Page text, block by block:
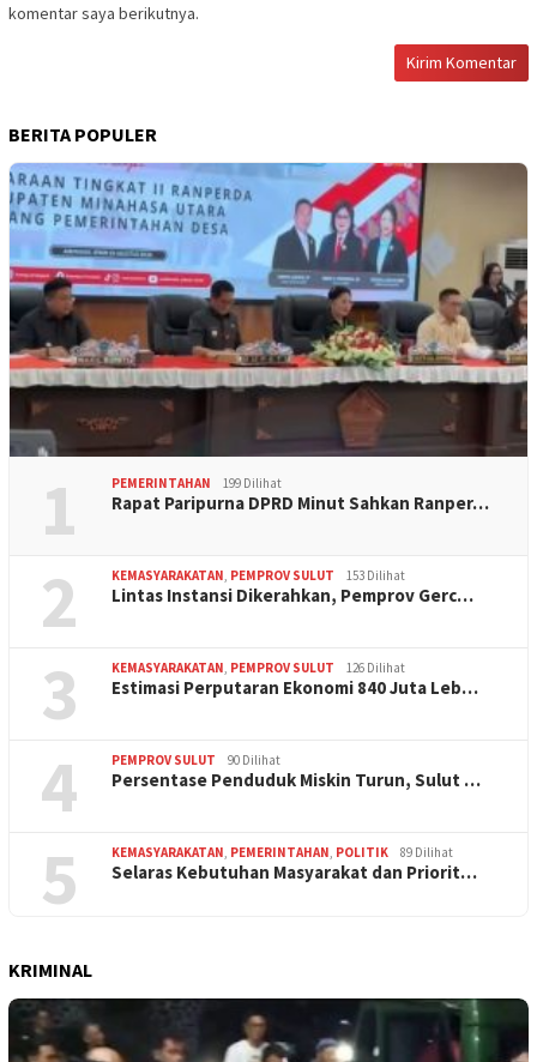
komentar saya berikutnya.
BERITA POPULER
1 PEMERINTAHAN 199 Dilihat
Rapat Paripurna DPRD Minut Sahkan Ranper…
2 KEMASYARAKATAN, PEMPROV SULUT 153 Dilihat
Lintas Instansi Dikerahkan, Pemprov Gerc…
3 KEMASYARAKATAN, PEMPROV SULUT 126 Dilihat
Estimasi Perputaran Ekonomi 840 Juta Leb…
4 PEMPROV SULUT 90 Dilihat
Persentase Penduduk Miskin Turun, Sulut …
5 KEMASYARAKATAN, PEMERINTAHAN, POLITIK 89 Dilihat
Selaras Kebutuhan Masyarakat dan Priorit…
KRIMINAL